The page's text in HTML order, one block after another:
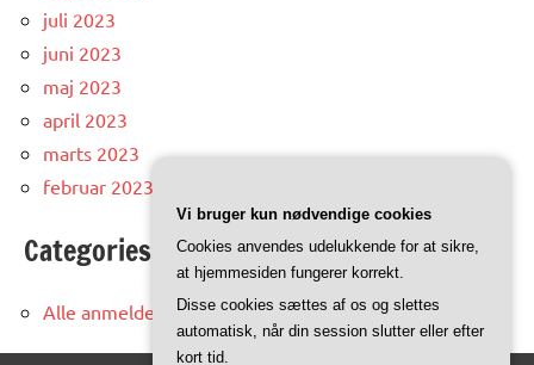
juli 2023
juni 2023
maj 2023
april 2023
marts 2023
februar 2023
Categories
Alle anmeldelser og artikler
Vi bruger kun nødvendige cookies
Cookies anvendes udelukkende for at sikre,
at hjemmesiden fungerer korrekt.
Disse cookies sættes af os og slettes
automatisk, når din session slutter eller efter
kort tid.